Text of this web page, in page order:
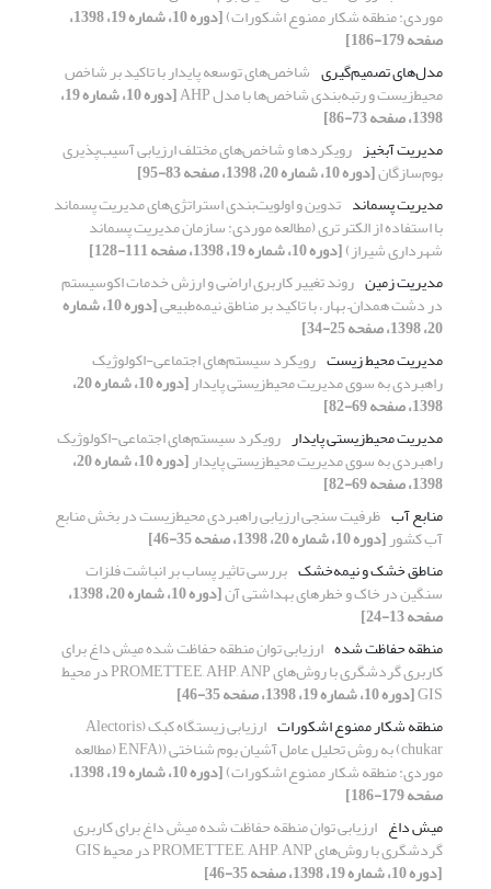
موردی: منطقه شکار ممنوع اشکورات) [دوره 10، شماره 19، 1398،
صفحه 179-186]
مدل‌‌های تصمیم‌‌گیری شاخص‌های توسعه پایدار با تاکید بر شاخص
محیط‌زیست و رتبه‌بندی شاخص‌‌ها با مدل AHP [دوره 10، شماره 19،
1398، صفحه 73-86]
مدیریت آبخیز رویکردها و شاخص‌های مختلف ارزیابی آسیب‌پذیری
بوم‌سازگان[دوره 10، شماره 20، 1398، صفحه 83-95]
مدیریت پسماند تدوین و اولویت‌‌بندی استراتژی‌‌های مدیریت پسماند
با استفاده از الکتر تری (مطالعه موردی: سازمان مدیریت پسماند
شهرداری شیراز)[دوره 10، شماره 19، 1398، صفحه 111-128]
مدیریت زمین روند تغییر کاربری اراضی و ارزش خدمات اکوسیستم
در دشت همدان– بهار، با تاکید بر مناطق نیمه‌طبیعی [دوره 10، شماره
20، 1398، صفحه 25-34]
مدیریت محیط‌ زیست رویکرد سیستم‌های اجتماعی-اکولوژیک
راهبردی به سوی مدیریت محیط‌‌زیستی پایدار [دوره 10، شماره 20،
1398، صفحه 69-82]
مدیریت محیط‌زیستی پایدار رویکرد سیستم‌های اجتماعی-اکولوژیک
راهبردی به سوی مدیریت محیط‌‌زیستی پایدار [دوره 10، شماره 20،
1398، صفحه 69-82]
منابع آب ظرفیت سنجی ارزیابی راهبردی محیط‌زیست در بخش منابع
آب کشور[دوره 10، شماره 20، 1398، صفحه 35-46]
مناطق خشک و نیمه‌خشک بررسی تاثیر پساب بر انباشت فلزات
سنگین در خاک و خطرهای بهداشتی آن [دوره 10، شماره 20، 1398،
صفحه 13-24]
منطقه حفاظت شده‌ ارزیابی توان منطقه حفاظت شده میش داغ برای
کاربری گردشگری با روش‌های PROMETTEE, AHP, ANP در محیط
GIS[دوره 10، شماره 19، 1398، صفحه 35-46]
منطقه شکار ممنوع اشکورات
ارزیابی زیستگاه کبک (Alectoris
chukar) به روش تحلیل عامل آشیان بوم شناختی ((ENFA (مطالعه
موردی: منطقه شکار ممنوع اشکورات) [دوره 10، شماره 19، 1398،
صفحه 179-186]
میش داغ‌ ارزیابی توان منطقه حفاظت شده میش داغ برای کاربری
گردشگری با روش‌های PROMETTEE, AHP, ANP در محیط GIS
[دوره 10، شماره 19، 1398، صفحه 35-46]